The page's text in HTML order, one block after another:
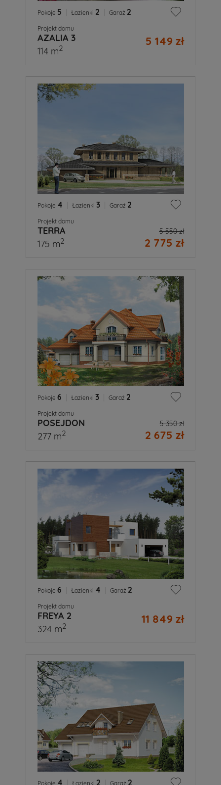
Pokoje 5 Łazienki 2 Garaż 2
Projekt domu
AZALIA 3 5 149 zł
114 m2
Pokoje 4 Łazienki 3 Garaż 2
Projekt domu
TERRA 5 550 zł
2 775 zł
175 m2
Pokoje 6 Łazienki 3 Garaż 2
Projekt domu
POSEJDON 5 350 zł
2 675 zł
277 m2
Pokoje 6 Łazienki 4 Garaż 2
Projekt domu
FREYA 2 11 849 zł
324 m2
Pokoje 4 Łazienki 2 Garaż 2